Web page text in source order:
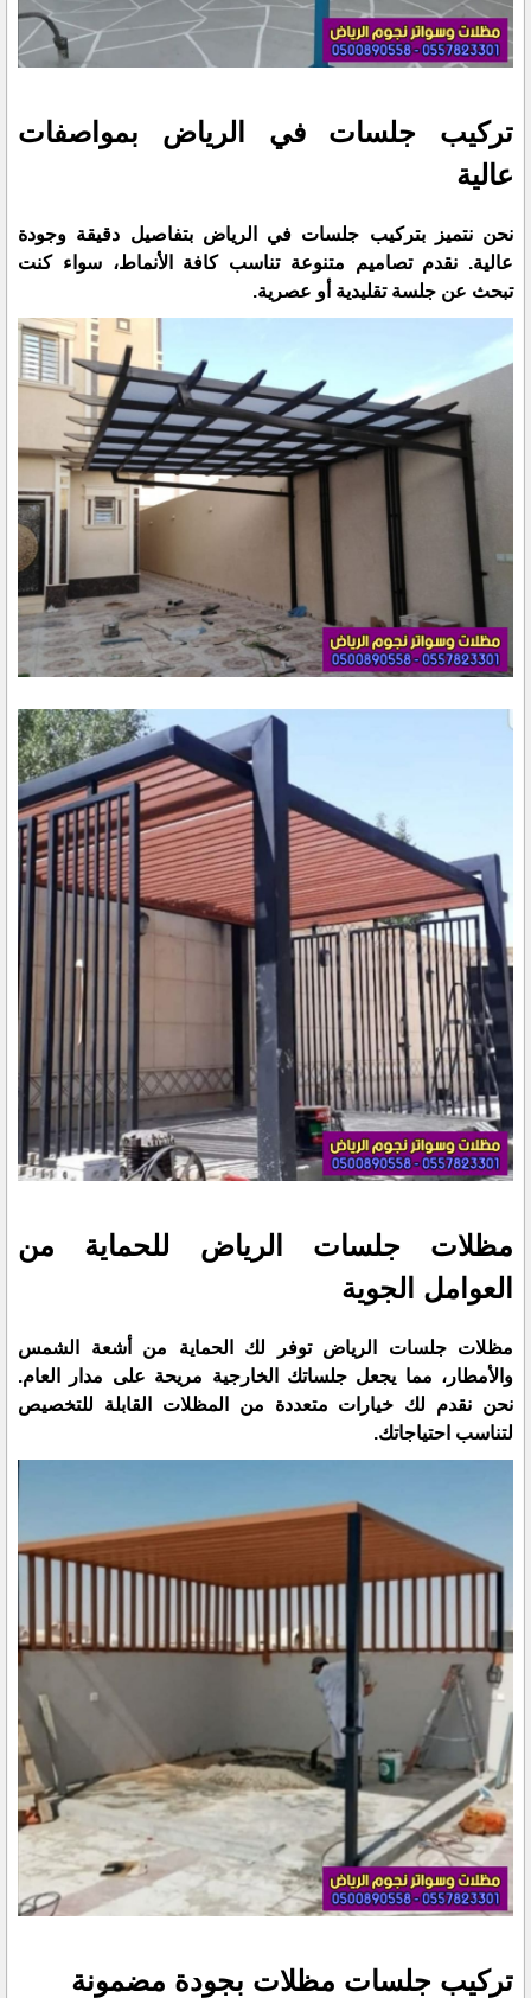
تركيب جلسات في الرياض بمواصفات
عالية
نحن نتميز بتركيب جلسات في الرياض بتفاصيل دقيقة وجودة
عالية. نقدم تصاميم متنوعة تناسب كافة الأنماط، سواء كنت
تبحث عن جلسة تقليدية أو عصرية.
مظلات جلسات الرياض للحماية من
العوامل الجوية
مظلات جلسات الرياض توفر لك الحماية من أشعة الشمس
والأمطار، مما يجعل جلساتك الخارجية مريحة على مدار العام.
نحن نقدم لك خيارات متعددة من المظلات القابلة للتخصيص
لتناسب احتياجاتك.
تركيب جلسات مظلات بجودة مضمونة